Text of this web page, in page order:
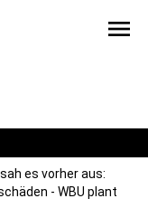
menu
es vorher aus:
- WBU plant